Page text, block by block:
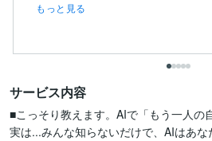
もっと見る
サービス内容
■こっそり教えます。AIで「もう一人の
実は...みんな知らないだけで、AIはあな